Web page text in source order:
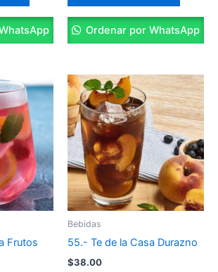
Ordenar por WhatsApp
Frutos
Bebidas
55.- Te de la Casa Durazno
$38.00